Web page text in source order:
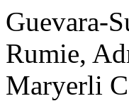
Guevara-
Rumie,
Maryerli